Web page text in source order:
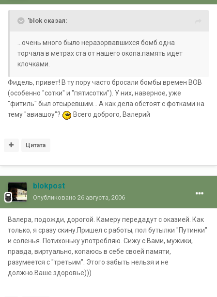
'blok сказал:
...очень много было неразорвавшихся бомб.одна
торчала в метрах ста от нашего окопа.память идет
клочками.
Фидель, привет! В ту пору часто бросали бомбы времен ВОВ
(особенно "сотки" и "пятисотки"). У них, наверное, уже
"фитиль" был отсыревшим... А как дела обстоят с фотками на
тему "авиашоу"?
Всего доброго, Валерий
Цитата
blokpost
Опубликовано 26 августа, 2006
Валера, подожди, дорогой. Камеру передадут с оказией. Как
только, я сразу скину.Пришел с работы, пол бутылки "Путинки"
и соленья. Потихоньку употребляю. Сижу с Вами, мужики,
правда, виртуально, копаюсь в себе своей памяти,
разумеется с "третьим". Этого забыть нельзя и не
должно.Ваше здоровье)))